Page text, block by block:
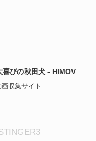
びの秋田犬 - HIMOV
収集サイト